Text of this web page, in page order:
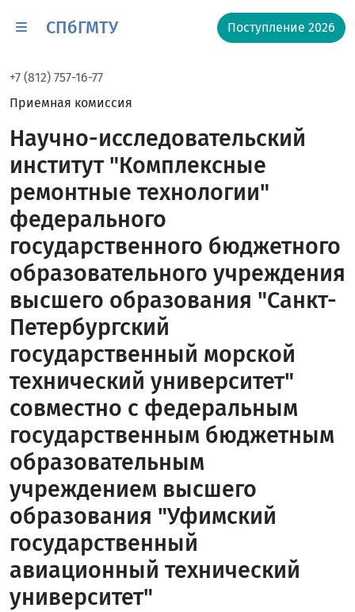
СПбГМТУ Поступление 2026
+7 (812) 757-16-77
Приемная комиссия
Научно-исследовательский
институт "Комплексные
ремонтные технологии"
федерального
государственного бюджетного
образовательного учреждения
высшего образования "Санкт-
Петербургский
государственный морской
технический университет"
совместно с федеральным
государственным бюджетным
образовательным
учреждением высшего
образования "Уфимский
государственный
авиационный технический
университет"